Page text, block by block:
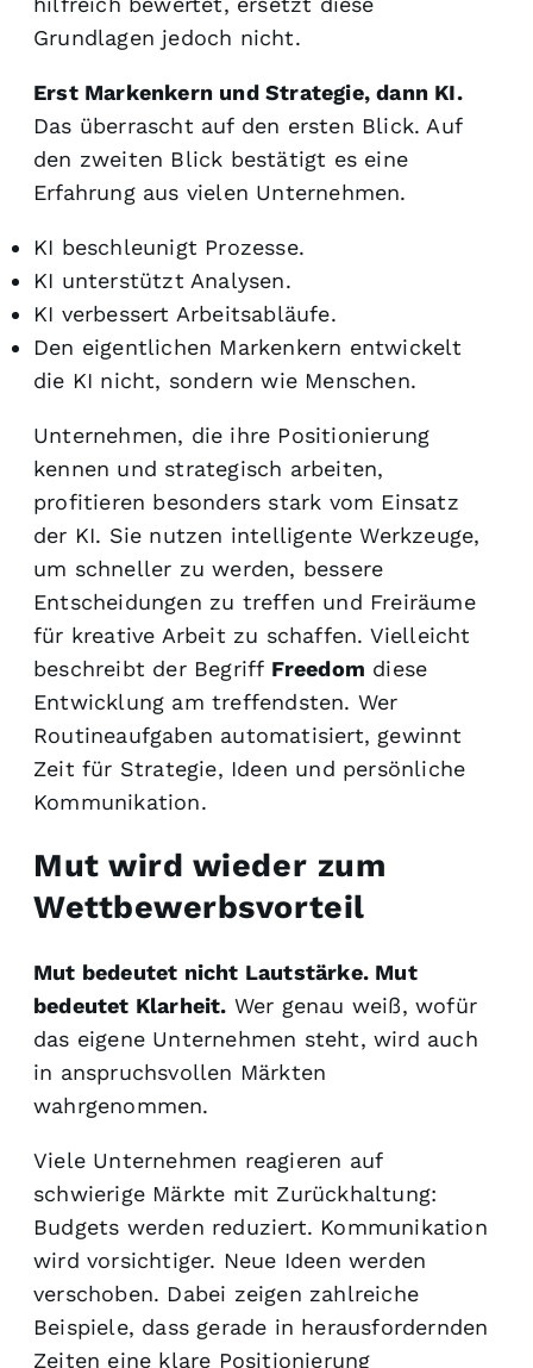
Grundlagen jedoch nicht.
Erst Markenkern und Strategie, dann KI.
Das überrascht auf den ersten Blick. Auf
den zweiten Blick bestätigt es eine
Erfahrung aus vielen Unternehmen.
KI beschleunigt Prozesse.
KI unterstützt Analysen.
KI verbessert Arbeitsabläufe.
Den eigentlichen Markenkern entwickelt
die KI nicht, sondern wie Menschen.
Unternehmen, die ihre Positionierung
kennen und strategisch arbeiten,
profitieren besonders stark vom Einsatz
der KI. Sie nutzen intelligente Werkzeuge,
um schneller zu werden, bessere
Entscheidungen zu treffen und Freiräume
für kreative Arbeit zu schaffen. Vielleicht
beschreibt der Begriff Freedom diese
Entwicklung am treffendsten. Wer
Routineaufgaben automatisiert, gewinnt
Zeit für Strategie, Ideen und persönliche
Kommunikation.
Mut wird wieder zum
Wettbewerbsvorteil
Mut bedeutet nicht Lautstärke. Mut
bedeutet Klarheit. Wer genau weiß, wofür
das eigene Unternehmen steht, wird auch
in anspruchsvollen Märkten
wahrgenommen.
Viele Unternehmen reagieren auf
schwierige Märkte mit Zurückhaltung:
Budgets werden reduziert. Kommunikation
wird vorsichtiger. Neue Ideen werden
verschoben. Dabei zeigen zahlreiche
Beispiele, dass gerade in herausfordernden
Zeiten eine klare Positionierung